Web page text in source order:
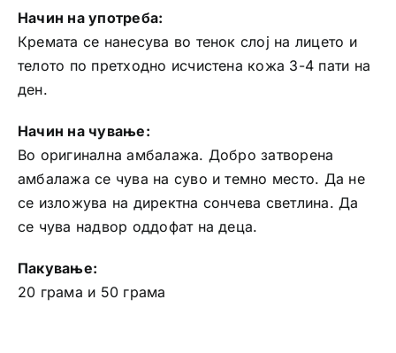
Начин на употреба:
Кремата се нанесува во тенок слој на лицето и
телото по претходно исчистена кожа 3-4 пати на
ден.
Начин на чување:
Во оригинална амбалажа. Добро затворена
амбалажа се чува на суво и темно место. Да не
се изложува на директна сончева светлина. Да
се чува надвор оддофат на деца.
Пакување:
20 грама и 50 грама